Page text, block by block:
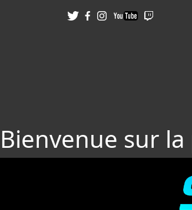
Bienvenue sur